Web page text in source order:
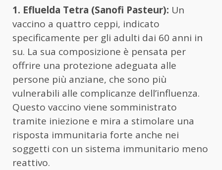
1. Efluelda Tetra (Sanofi Pasteur): Un
vaccino a quattro ceppi, indicato
specificamente per gli adulti dai 60 anni in
su. La sua composizione è pensata per
offrire una protezione adeguata alle
persone più anziane, che sono più
vulnerabili alle complicanze dell’influenza.
Questo vaccino viene somministrato
tramite iniezione e mira a stimolare una
risposta immunitaria forte anche nei
soggetti con un sistema immunitario meno
reattivo.